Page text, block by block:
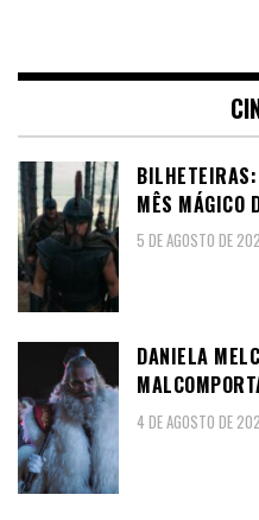
MÊS MÁGICO
5 DE AGOSTO DE
DANIELA
4 DE AGOSTO DE